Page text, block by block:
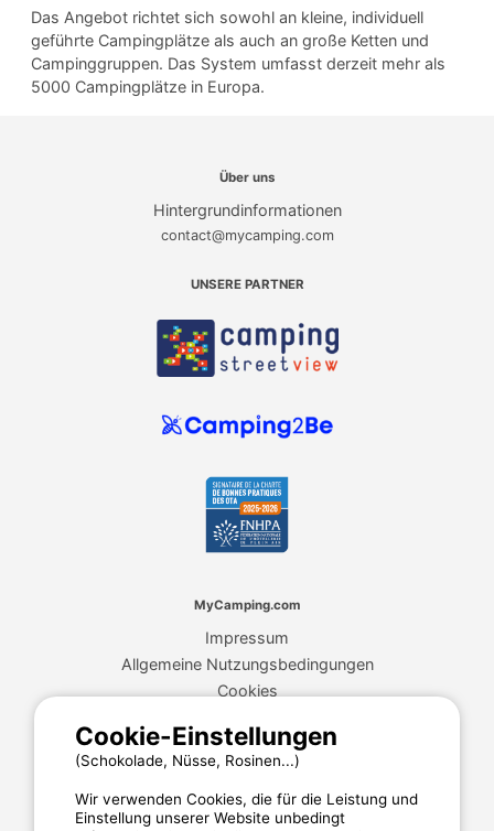
Das Angebot richtet sich sowohl an kleine, individuell
geführte Campingplätze als auch an große Ketten und
Campinggruppen. Das System umfasst derzeit mehr als
5000 Campingplätze in Europa.
Über uns
Hintergrundinformationen
contact@mycamping.com
UNSERE PARTNER
MyCamping.com
Impressum
Allgemeine Nutzungsbedingungen
Cookies
Eine 100% sichere Zahlungsabwicklung
Cookie-Einstellungen
(Schokolade, Nüsse, Rosinen...)
Wir verwenden Cookies, die für die Leistung und
Einstellung unserer Website unbedingt